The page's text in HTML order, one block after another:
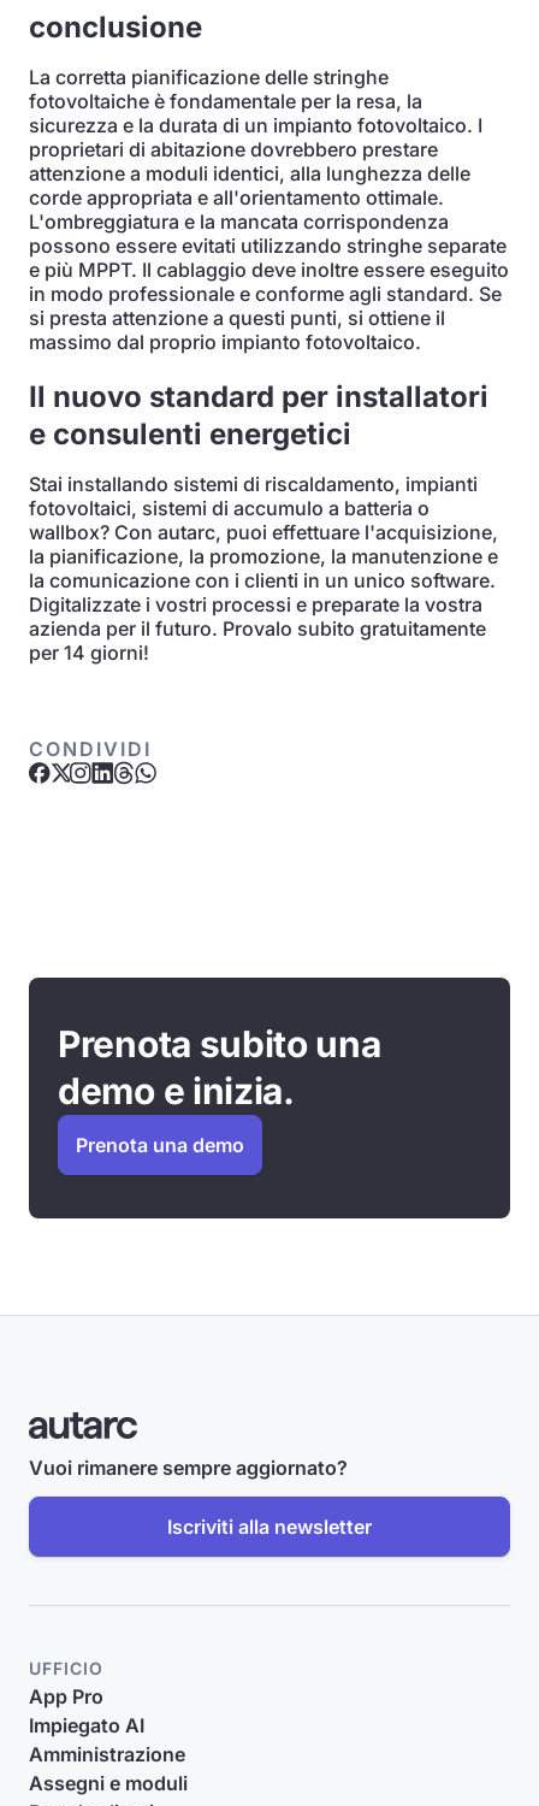
conclusione
La corretta pianificazione delle stringhe
fotovoltaiche è fondamentale per la resa, la
sicurezza e la durata di un impianto fotovoltaico. I
proprietari di abitazione dovrebbero prestare
attenzione a moduli identici, alla lunghezza delle
corde appropriata e all'orientamento ottimale.
L'ombreggiatura e la mancata corrispondenza
possono essere evitati utilizzando stringhe separate
e più MPPT. Il cablaggio deve inoltre essere eseguito
in modo professionale e conforme agli standard. Se
si presta attenzione a questi punti, si ottiene il
massimo dal proprio impianto fotovoltaico.
Il nuovo standard per installatori
e consulenti energetici
Stai installando sistemi di riscaldamento, impianti
fotovoltaici, sistemi di accumulo a batteria o
wallbox? Con autarc, puoi effettuare l'acquisizione,
la pianificazione, la promozione, la manutenzione e
la comunicazione con i clienti in un unico software.
Digitalizzate i vostri processi e preparate la vostra
azienda per il futuro. Provalo subito gratuitamente
per 14 giorni!
CONDIVIDI
Prenota subito una
demo e inizia.
Prenota una demo
Vuoi rimanere sempre aggiornato?
Iscriviti alla newsletter
UFFICIO
App Pro
Impiegato AI
Amministrazione
Assegni e moduli